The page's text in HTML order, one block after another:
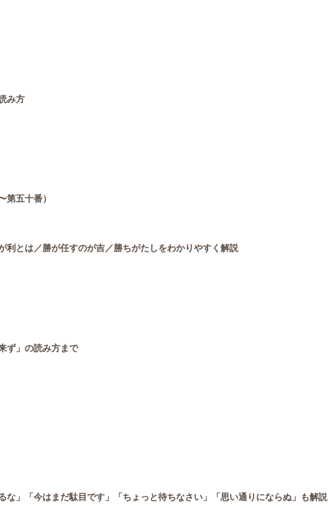
み方
五十番）
とは／勝が任すのが吉／勝ちがたしをわかりやすく解説
ず」の読み方まで
」「今はまだ駄目です」「ちょっと待ちなさい」「思い通りにならぬ」も解説